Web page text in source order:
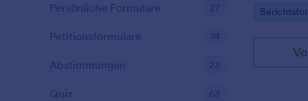
Verwenden
gefundene
Go to
Persönliche Formulare 27
Petitionsformulare 74
Abstimmungen 23
Quiz 63